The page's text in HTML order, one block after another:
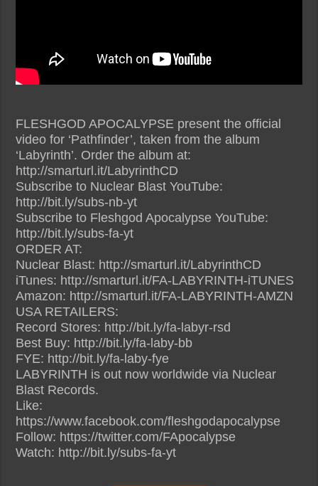
FLESHGOD APOCALYPSE present the official
video for ‘Pathfinder’, taken from the album
‘Labyrinth’. Order the album at:
http://smarturl.it/LabyrinthCD
Subscribe to Nuclear Blast YouTube:
http://bit.ly/subs-nb-yt
Subscribe to Fleshgod Apocalypse YouTube:
http://bit.ly/subs-fa-yt
ORDER AT:
Nuclear Blast: http://smarturl.it/LabyrinthCD
iTunes: http://smarturl.it/FA-LABYRINTH-iTUNES
Amazon: http://smarturl.it/FA-LABYRINTH-AMZN
USA RETAILERS:
Record Stores: http://bit.ly/fa-labyr-rsd
Best Buy: http://bit.ly/fa-laby-bb
FYE: http://bit.ly/fa-laby-fye
LABYRINTH is out now worldwide via Nuclear
Blast Records.
Like:
https://www.facebook.com/fleshgodapocalypse
Follow: https://twitter.com/FApocalypse
Watch: http://bit.ly/subs-fa-yt